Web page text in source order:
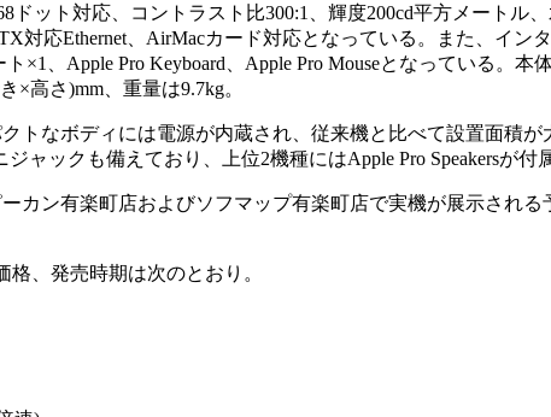
ドット対応、コントラスト比300:1、輝度200cd平方メートル
TX対応Ethernet、AirMacカード対応となっている。また、イン
×1、Apple Pro Keyboard、Apple Pro Mouseとなっている。本
×高さ)mm、重量は9.7kg。
トなボディには電源が内蔵され、従来機と比べて設置面積が
ジャックも備えており、上位2機種にはApple Pro Speakersが付
カン有楽町店およびソフマップ有楽町店で実機が展示され
、発売時期は次のとおり。